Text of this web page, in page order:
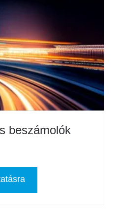
beszámolók